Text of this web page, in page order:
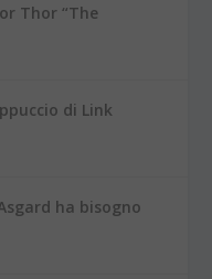
Thor “The
di Link
ha bisogno